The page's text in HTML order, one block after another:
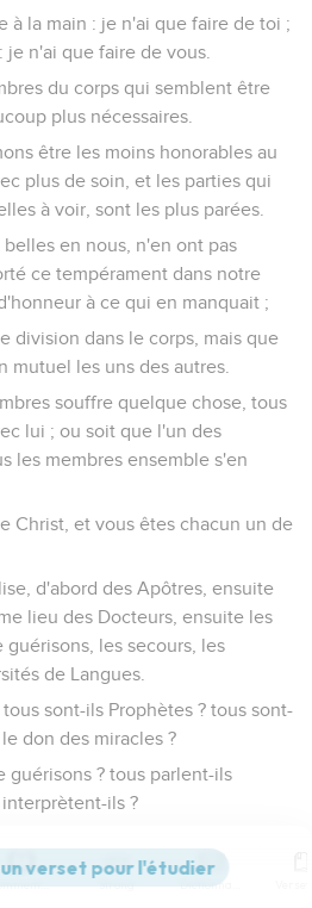
à la main : je n'ai que faire de toi ;
je n'ai que faire de vous.
du corps qui semblent être
plus nécessaires.
être les moins honorables au
plus de soin, et les parties qui
à voir, sont les plus parées.
en nous, n'en ont pas
ce tempérament dans notre
à ce qui en manquait ;
division dans le corps, mais que
mutuel les uns des autres.
souffre quelque chose, tous
lui ; ou soit que l'un des
les membres ensemble s'en
Christ, et vous êtes chacun un de
d'abord des Apôtres, ensuite
lieu des Docteurs, ensuite les
guérisons, les secours, les
de Langues.
sont-ils Prophètes ? tous sont-
don des miracles ?
guérisons ? tous parlent-ils
ils ?
qui surpasse encore de
Commentaires Strong